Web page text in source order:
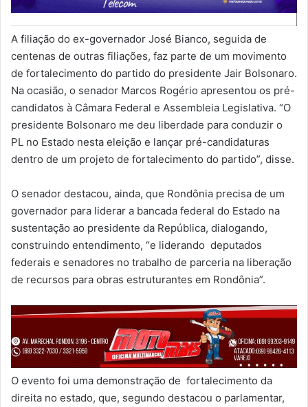
A filiação do ex-governador José Bianco, seguida de
centenas de outras filiações, faz parte de um movimento
de fortalecimento do partido do presidente Jair Bolsonaro.
Na ocasião, o senador Marcos Rogério apresentou os pré-
candidatos à Câmara Federal e Assembleia Legislativa. “O
presidente Bolsonaro me deu liberdade para conduzir o
PL no Estado nesta eleição e lançar pré-candidaturas
dentro de um projeto de fortalecimento do partido”, disse.
O senador destacou, ainda, que Rondônia precisa de um
governador para liderar a bancada federal do Estado na
sustentação ao presidente da República, dialogando,
construindo entendimento, “e liderando deputados
federais e senadores no trabalho de parceria na liberação
de recursos para obras estruturantes em Rondônia”.
O evento foi uma demonstração de fortalecimento da
direita no estado, que, segundo destacou o parlamentar,